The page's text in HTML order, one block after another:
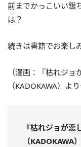
前までかっこいい銀
は？
続きは書籍でお楽し
（漫画：『枯れジ
（KADOKAWA）よ
『枯れジョが
（KADOKAWA）